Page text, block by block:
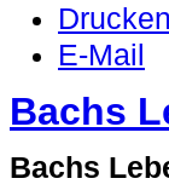
Drucken
E-Mail
Bachs
Bachs